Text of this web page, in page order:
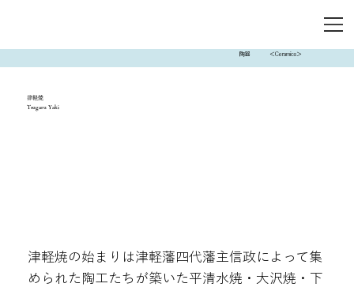
陶器 ＜Ceramics＞
津軽焼
Tsugaru Yaki
津軽焼の始まりは津軽藩四代藩主信政によって集
められた陶工たちが築いた平清水焼・大沢焼・下